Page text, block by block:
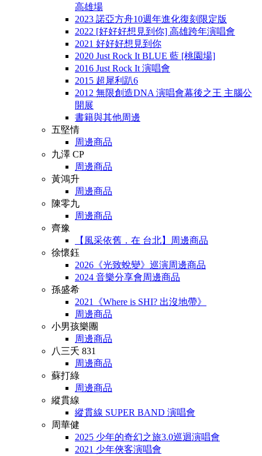
高雄場
2023 諾亞方舟10週年進化復刻限定版
2022 [好好好想見到你] 高雄跨年演唱會
2021 好好好想見到你
2020 Just Rock It BLUE 藍 [桃園場]
2016 Just Rock It 演唱會
2015 超犀利趴6
2012 無限創造DNA 演唱會幕後之王 主腦公
開展
書籍與其他周邊
五堅情
周邊商品
九澤 CP
周邊商品
黃鴻升
周邊商品
陳零九
周邊商品
齊豫
【風采依舊．在 台北】周邊商品
徐懷鈺
2026《光致蛻變》巡演周邊商品
2024 音樂分享會周邊商品
孫盛希
2021《Where is SHI? 出沒地帶》
周邊商品
小男孩樂團
周邊商品
八三夭 831
周邊商品
蘇打綠
周邊商品
縱貫線
縱貫線 SUPER BAND 演唱會
周華健
2025 少年的奇幻之旅3.0巡迴演唱會
2021 少年俠客演唱會